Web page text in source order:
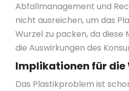
Abfallmanagement und
nicht ausreichen, um das
Wurzel zu packen, da diese
die Auswirkungen des
Implikationen für
Das Plastikproblem ist